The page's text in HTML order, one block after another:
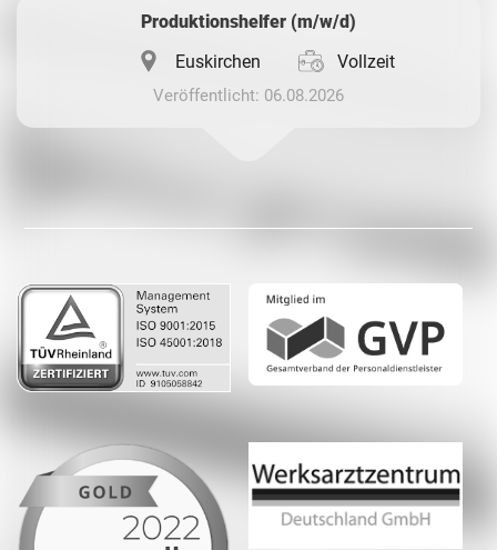
Produktionshelfer (m/w/d)
Euskirchen
Vollzeit
Veröffentlicht: 06.08.2026